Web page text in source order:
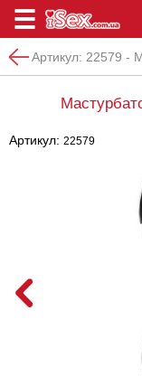
Артикул: 22579 -
Артикул: 22579